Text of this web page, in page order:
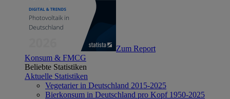
Zum Report
Konsum & FMCG
Beliebte Statistiken
Aktuelle Statistiken
Vegetarier in Deutschland 2015-2025
Bierkonsum in Deutschland pro Kopf 1950-2025